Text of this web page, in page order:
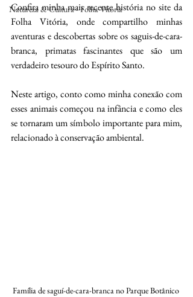
Natureza & Cultura - Folha Vitória
Confira minha mais recente história no site da
Folha Vitória, onde compartilho minhas
aventuras e descobertas sobre os saguis-de-cara-
branca, primatas fascinantes que são um
verdadeiro tesouro do Espírito Santo.
Neste artigo, conto como minha conexão com
esses animais começou na infância e como eles
se tornaram um símbolo importante para mim,
relacionado à conservação ambiental.
Família de saguí-de-cara-branca no Parque Botânico